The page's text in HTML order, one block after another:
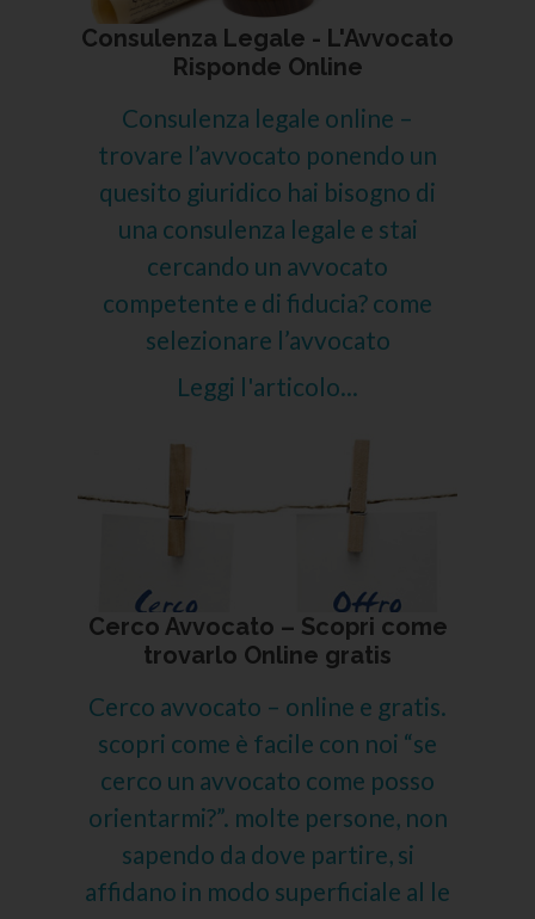
Consulenza Legale - L'Avvocato
Risponde Online
Consulenza legale online –
trovare l’avvocato ponendo un
quesito giuridico hai bisogno di
una consulenza legale e stai
cercando un avvocato
competente e di fiducia? come
selezionare l’avvocato
Leggi l'articolo...
Cerco Avvocato – Scopri come
trovarlo Online gratis
Cerco avvocato – online e gratis.
scopri come è facile con noi “se
cerco un avvocato come posso
orientarmi?”. molte persone, non
sapendo da dove partire, si
affidano in modo superficiale al le